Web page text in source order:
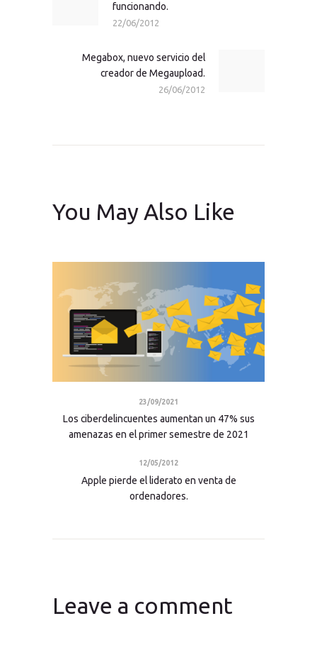
post:
funcionando.
22/06/2012
Next
Megabox, nuevo servicio del
creador de Megaupload.
26/06/2012
You May Also Like
23/09/2021
Los ciberdelincuentes aumentan un 47% sus
amenazas en el primer semestre de 2021
12/05/2012
Apple pierde el liderato en venta de
ordenadores.
Leave a comment